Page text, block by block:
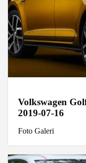
Volkswagen
2019-07-16
Foto Galeri